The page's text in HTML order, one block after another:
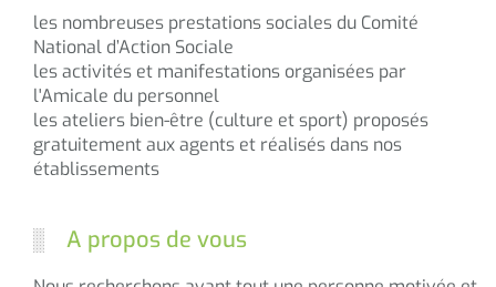
les nombreuses prestations sociales du Comité
National d’Action Sociale
les activités et manifestations organisées par
l'Amicale du personnel
les ateliers bien-être (culture et sport) proposés
gratuitement aux agents et réalisés dans nos
établissements
A propos de vous